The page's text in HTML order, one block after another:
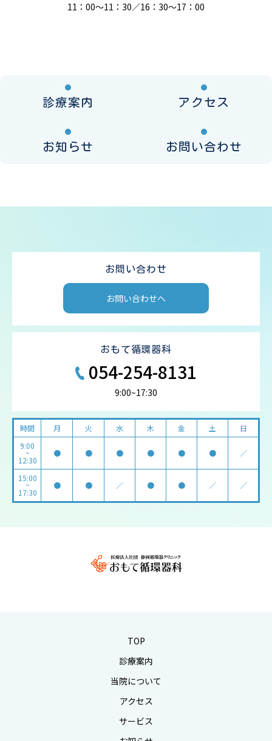
11：00～11：30／16：30～17：00
診療案内 アクセス
お知らせ お問い合わせ
お問い合わせ
お問い合わせへ
おもて循環器科
054-254-8131
9:00~17:30
時間 月 火 水 木 金 土
日
9:00
~
12:30
● ● ● ● ● ● ／
15:00
~
17:30
● ● ／ ● ● ／ ／
TOP
診療案内
当院について
アクセス
サービス